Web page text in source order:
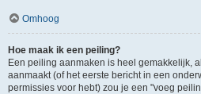
Omhoog
Hoe maak ik een peiling?
Een peiling aanmaken is heel gemakkelijk,
aanmaakt (of het eerste bericht in een
permissies voor hebt) zou je een "voeg